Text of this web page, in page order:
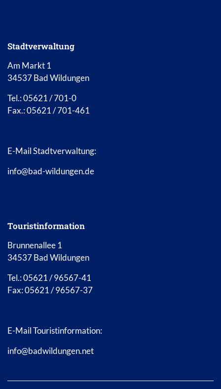
Stadtverwaltung
Am Markt 1
34537 Bad Wildungen
Tel.: 05621 / 701-0
Fax.: 05621 / 701-461
E-Mail Stadtverwaltung:
info@bad-wildungen.de
Touristinformation
Brunnenallee 1
34537 Bad Wildungen
Tel.: 05621 / 96567-41
Fax: 05621 / 96567-37
E-Mail Touristinformation:
info@badwildungen.net